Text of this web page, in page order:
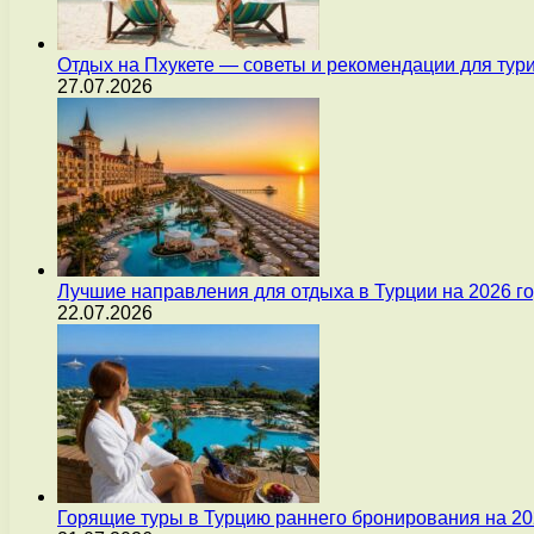
Отдых на Пхукете — советы и рекомендации для
27.07.2026
Лучшие направления для отдыха в Турции на 2026
22.07.2026
Горящие туры в Турцию раннего бронирования на